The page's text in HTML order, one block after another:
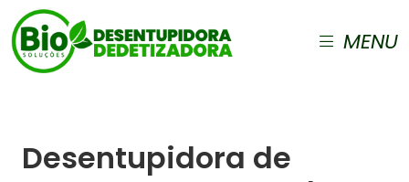
MENU
Desentupidora de